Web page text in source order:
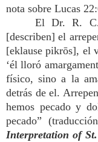
nota sobre Lucas
El Dr. R.
[describen] el
[eklause pikrōs], el
‘él lloró
físico, sino a la
detrás de el.
hemos pecado y
pecado”
Interpretation of St.